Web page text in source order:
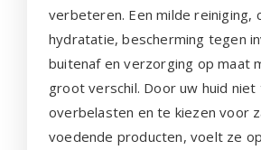
verbeteren. Een milde reiniging,
hydratatie, bescherming tegen
buitenaf en verzorging op maat
groot verschil. Door uw huid niet
overbelasten en te kiezen voor
voedende producten, voelt ze